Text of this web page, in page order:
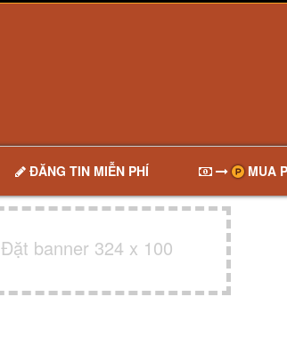
ĐĂNG TIN MIỄN PHÍ MUA
Đặt banner 324 x 100